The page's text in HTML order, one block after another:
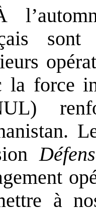
sont
la force
à